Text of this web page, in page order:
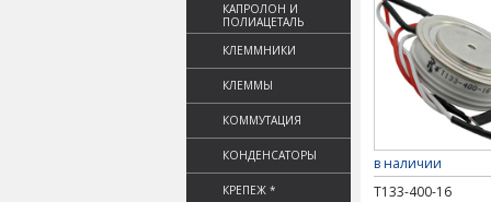
КАПРОЛОН И
ПОЛИАЦЕТАЛЬ
КЛЕММНИКИ
КЛЕММЫ
КОММУТАЦИЯ
КОНДЕНСАТОРЫ
КРЕПЕЖ *
в наличии
Т133-400-16